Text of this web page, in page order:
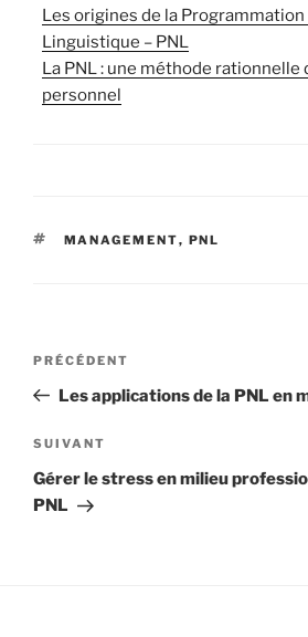
Les origines de la
Linguistique – PNL
La PNL : une méthode
personnel
ÉTIQUETTES
MANAGEMENT, PNL
Navigation
l’article
Article
précédent
PRÉCÉDENT
Les applications de la PNL en
Article
suivant
SUIVANT
Gérer le stress en milieu
PNL